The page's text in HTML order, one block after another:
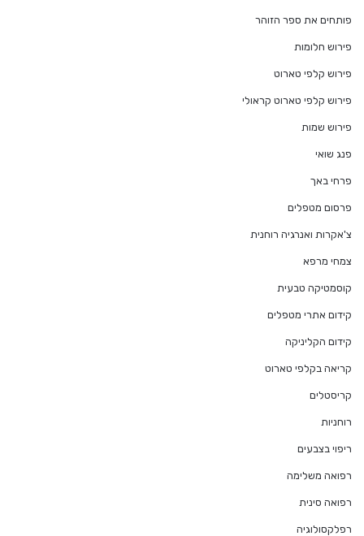
פותחים את ספר הזוהר
פירוש חלומות
פירוש קלפי טארוט
פירוש קלפי טארוט קראולי
פירוש שמות
פנג שואי
פרחי באך
פרסום מטפלים
צ'אקרות ואנרגיה רוחנית
צמחי מרפא
קוסמטיקה טבעית
קידום אתרי מטפלים
קידום הקליניקה
קריאה בקלפי טארוט
קריסטלים
רוחניות
ריפוי בצבעים
רפואה משלימה
רפואה סינית
רפלקסולוגיה